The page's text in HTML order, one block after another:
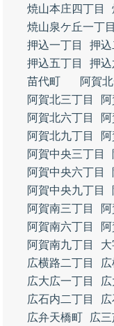
焼山本庄四丁目
焼山泉ケ丘一丁目
押込一丁目
押込
押込五丁目
押込
苗代町
阿賀
阿賀北三丁目
阿賀北六丁目
阿賀北九丁目
阿賀中央三丁目
阿賀中央六丁目
阿賀中央九丁目
阿賀南三丁目
阿賀南六丁目
阿賀南九丁目
広横路二丁目
広大広一丁目
広石内二丁目
広弁天橋町
広